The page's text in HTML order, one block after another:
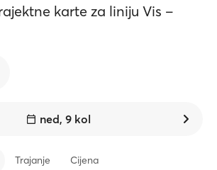
karte za liniju Vis –
ned, 9 kol
Trajanje Cijena